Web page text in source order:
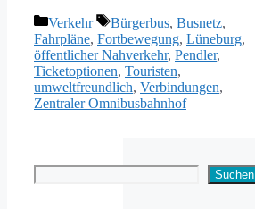
Kategorien
Verkehr Schlagwörter
Bürgerbus, Busnetz,
Fahrpläne, Fortbewegung, Lüneburg,
öffentlicher Nahverkehr, Pendler,
Ticketoptionen, Touristen,
umweltfreundlich, Verbindungen,
Zentraler Omnibusbahnhof
Suchen Suchen